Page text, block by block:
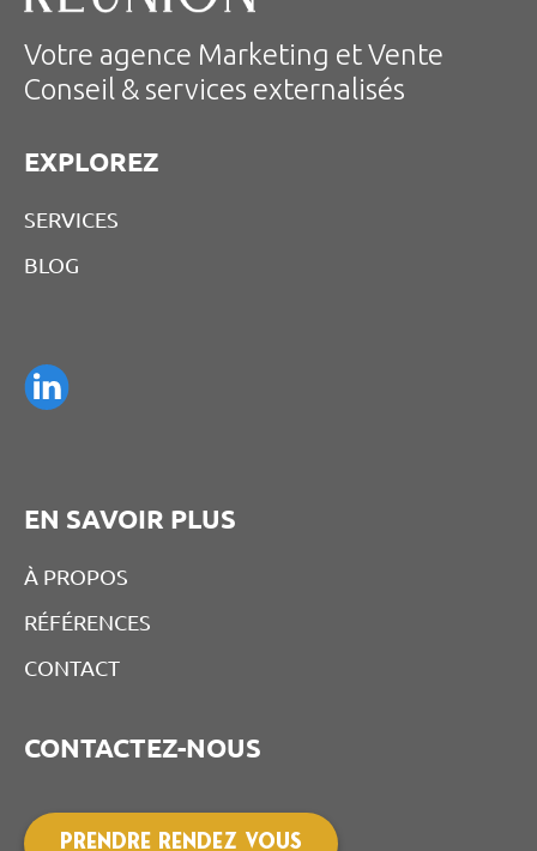
Votre agence Marketing et Vente
Conseil & services externalisés
EXPLOREZ
SERVICES
BLOG
EN SAVOIR PLUS
À PROPOS
RÉFÉRENCES
CONTACT
CONTACTEZ-NOUS
PRENDRE RENDEZ VOUS